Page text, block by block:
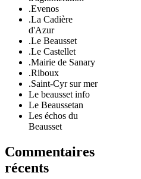
.Evenos
.La Cadière
d'Azur
.Le Beausset
.Le Castellet
.Mairie de Sanary
.Riboux
.Saint-Cyr sur mer
Le beausset info
Le Beaussetan
Les échos du
Beausset
Commentaires
récents